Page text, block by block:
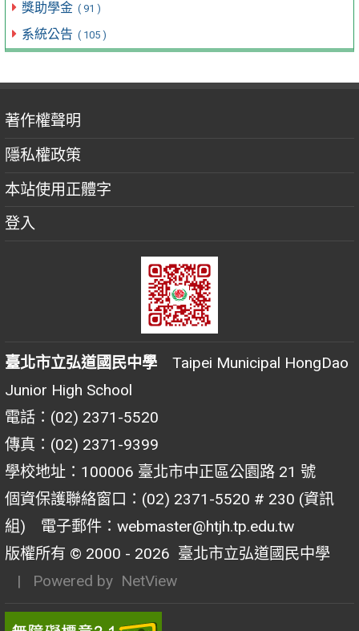
獎助學金 ( 91 )
系統公告 ( 105 )
著作權聲明
隱私權政策
本站使用正體字
登入
臺北市立弘道國民中學 Taipei Municipal HongDao
Junior High School
電話：(02) 2371-5520
傳真：(02) 2371-9399
學校地址：100006 臺北市中正區公園路 21 號
個資保護聯絡窗口：(02) 2371-5520 # 230 (資訊
組) 電子郵件：webmaster@htjh.tp.edu.tw
版權所有 © 2000 - 2026 臺北市立弘道國民中學
| Powered by NetView